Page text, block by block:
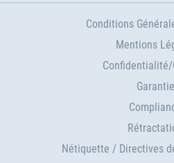
Conditions
Mentions
Confidentialité/
Garantie
Nétiquette / Directives